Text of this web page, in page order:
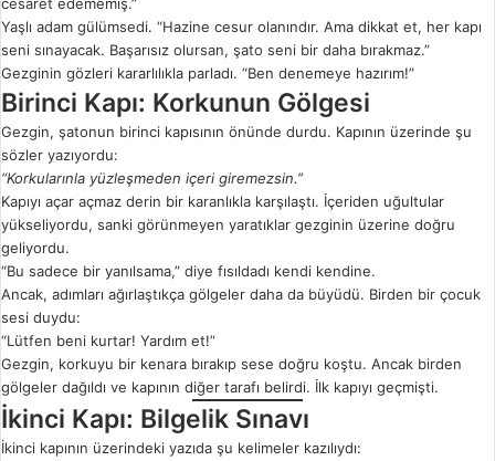
Yaşlı adam gülümsedi. “Hazine cesur olanındır. Ama dikkat et, her kapı
seni sınayacak. Başarısız olursan, şato seni bir daha bırakmaz.”
Gezginin gözleri kararlılıkla parladı. “Ben denemeye hazırım!”
Birinci Kapı: Korkunun Gölgesi
Gezgin, şatonun birinci kapısının önünde durdu. Kapının üzerinde şu
sözler yazıyordu:
“Korkularınla yüzleşmeden içeri giremezsin.”
Kapıyı açar açmaz derin bir karanlıkla karşılaştı. İçeriden uğultular
yükseliyordu, sanki görünmeyen yaratıklar gezginin üzerine doğru
geliyordu.
“Bu sadece bir yanılsama,” diye fısıldadı kendi kendine.
Ancak, adımları ağırlaştıkça gölgeler daha da büyüdü. Birden bir çocuk
sesi duydu:
“Lütfen beni kurtar! Yardım et!”
Gezgin, korkuyu bir kenara bırakıp sese doğru koştu. Ancak birden
gölgeler dağıldı ve kapının diğer tarafı belirdi. İlk kapıyı geçmişti.
İkinci Kapı: Bilgelik Sınavı
İkinci kapının üzerindeki yazıda şu kelimeler kazılıydı: